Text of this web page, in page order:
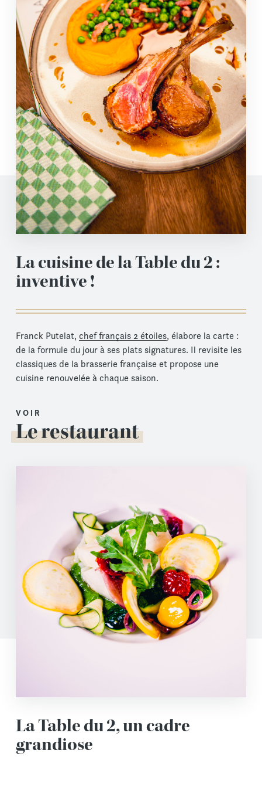
La cuisine de la Table du 2 :
inventive !
Franck Putelat, chef français 2 étoiles, élabore la carte :
de la formule du jour à ses plats signatures. Il revisite les
classiques de la brasserie française et propose une
cuisine renouvelée à chaque saison.
VOIR
Le restaurant
La Table du 2, un cadre
grandiose